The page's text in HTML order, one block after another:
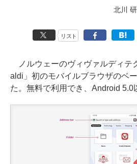
北川
リスト
ノルウェーのヴィヴァルディテ
aldi」初のモバイルブラウザのベ
た。無料で利用でき、Android 5.0